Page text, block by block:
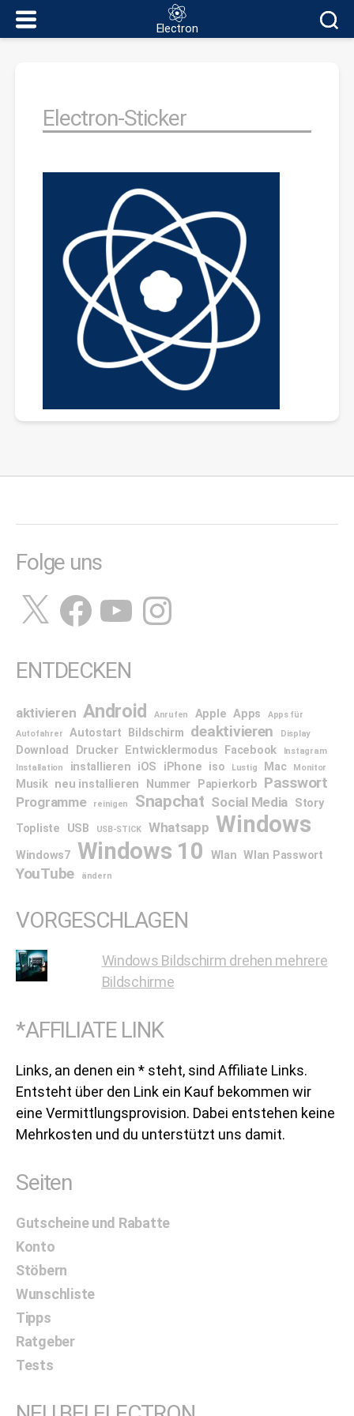
Electron
Electron
Electron-Sticker
Folge uns
X FacebookYouTubeInstagram
ENTDECKEN
aktivieren Android Anrufen Apple Apps
Apps für
Autofahrer
Autostart Bildschirm deaktivieren Display
Download Drucker Entwicklermodus Facebook
Instagram
Installation
installieren iOS iPhone iso Lustig Mac Monitor
Musik neu installieren Nummer Papierkorb Passwort
Programme reinigen Snapchat Social Media Story
Topliste
USB USB-STICK Whatsapp Windows
Windows7 Windows 10 Wlan Wlan Passwort
YouTube ändern
VORGESCHLAGEN
Windows Bildschirm drehen mehrere
Bildschirme
*AFFILIATE LINK
Links, an denen ein * steht, sind Affiliate Links.
Entsteht über den Link ein Kauf bekommen wir
eine Vermittlungsprovision. Dabei entstehen keine
Mehrkosten und du unterstützt uns damit.
Seiten
Gutscheine und Rabatte
Konto
Stöbern
Wunschliste
Tipps
Ratgeber
Tests